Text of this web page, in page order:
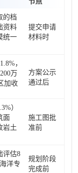
的档
资料
统一
提交申请
材料时
，
万
加收
方案公示
通过后
）
面
岩土
施工图批
准前
评估8
洋专
规划阶段
完成前